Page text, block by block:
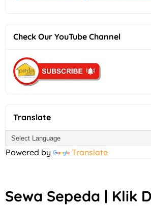
Check Our YouTube Channel
Translate
Powered by Translate
Sewa Sepeda | Klik